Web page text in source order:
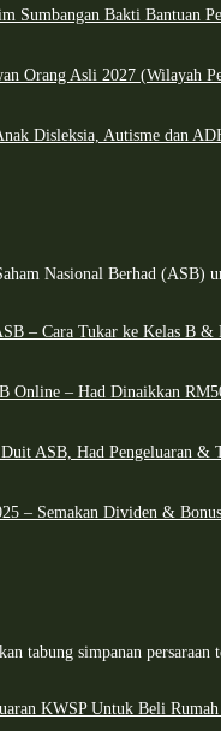
Sumbangan Bakti Bantuan
Orang Asli 2027 (Wilayah
Disleksia, Autisme dan
Nasional Berhad (ASB)
– Cara Tukar ke Kelas B &
Online – Had Dinaikkan
ASB, Had Pengeluaran &
– Semakan Dividen &
tabung simpanan persaraan
KWSP Untuk Beli